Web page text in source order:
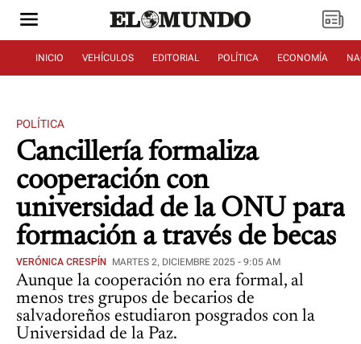
INICIO VEHÍCULOS EDITORIAL POLÍTICA ECONOMÍA
POLÍTICA
Cancillería formaliza
cooperación con
universidad de la ONU para
formación a través de becas
VERÓNICA CRESPÍN MARTES 2, DICIEMBRE 2025 - 9:05 AM
Aunque la cooperación no era formal, al
menos tres grupos de becarios de
salvadoreños estudiaron posgrados con la
Universidad de la Paz.